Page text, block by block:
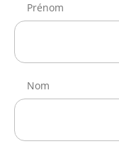
Prénom
Nom